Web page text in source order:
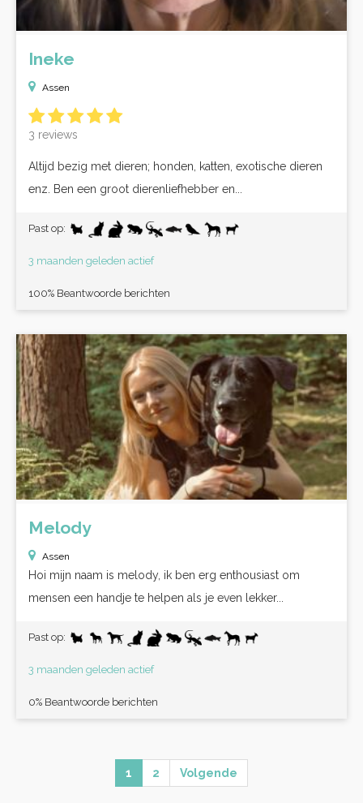
Ineke
Assen
3 reviews
Altijd bezig met dieren; honden, katten, exotische dieren
enz. Ben een groot dierenliefhebber en...
Past op:
3 maanden geleden actief
100% Beantwoorde berichten
Melody
Assen
Hoi mijn naam is melody, ik ben erg enthousiast om
mensen een handje te helpen als je even lekker...
Past op:
3 maanden geleden actief
0% Beantwoorde berichten
1 2 Volgende